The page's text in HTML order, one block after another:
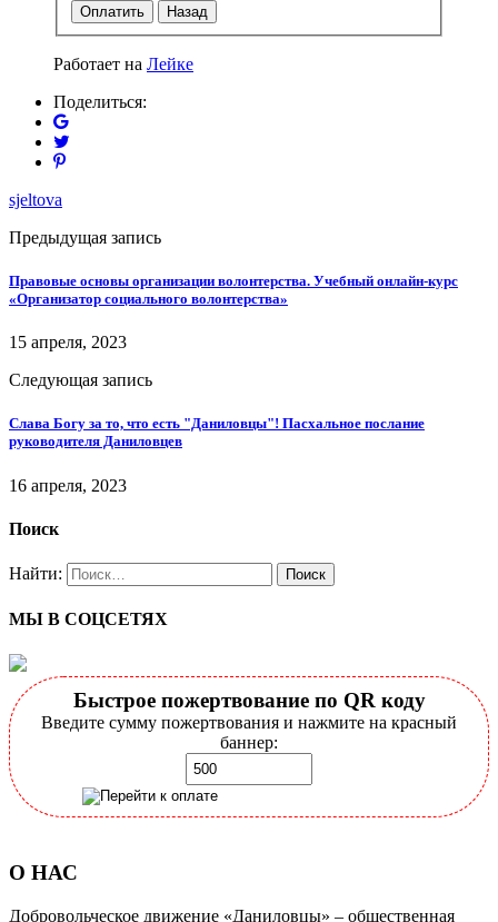
Оплатить Назад
Работает на Лейке
Поделиться:
sjeltova
Предыдущая запись
Правовые основы организации волонтерства. Учебный онлайн-курс
«Организатор социального волонтерства»
15 апреля, 2023
Следующая запись
Слава Богу за то, что есть "Даниловцы"! Пасхальное послание
руководителя Даниловцев
16 апреля, 2023
Поиск
Найти:
МЫ В СОЦСЕТЯХ
Быстрое пожертвование по QR коду
Введите сумму пожертвования и нажмите на красный
баннер:
О НАС
Добровольческое движение «Даниловцы» – общественная